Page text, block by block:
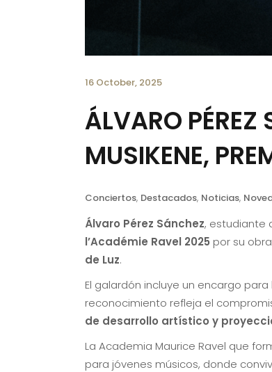
16 October, 2025
ÁLVARO PÉREZ
MUSIKENE,
Conciertos, Destacados, Noticias,
Álvaro Pérez Sánchez, estudiante
l’Académie Ravel 2025 por su obra
de Luz.
El galardón incluye un encargo
reconocimiento refleja el
de desarrollo artístico y
La Academia Maurice Ravel que
para jóvenes músicos, donde